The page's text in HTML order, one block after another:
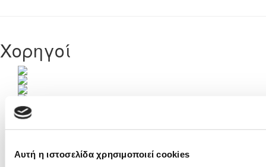
Αυτή η ιστοσελίδα χρησιμοποιεί cookies
Χορηγοί